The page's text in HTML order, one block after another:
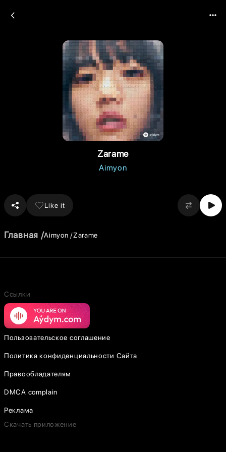
Zarame
Aimyon
Like it
Главная Aimyon Zarame
Ссылки
Пользовательское соглашение
Политика конфиденциальности Сайта
Правообладателям
DMCA complain
Реклама
Скачать приложение